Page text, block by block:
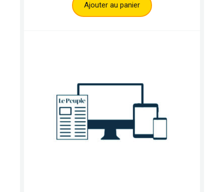
Ajouter au panier